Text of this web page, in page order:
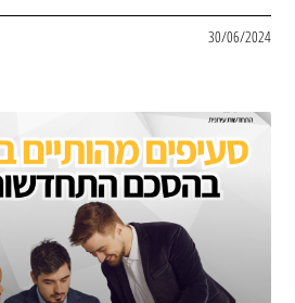
30/06/2024